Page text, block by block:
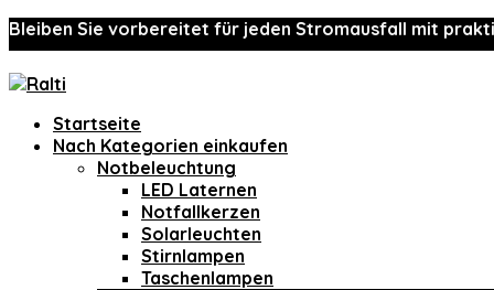
Bleiben Sie vorbereitet für jeden Stromausfall mit
Startseite
Nach Kategorien einkaufen
Notbeleuchtung
LED Laternen
Notfallkerzen
Solarleuchten
Stirnlampen
Taschenlampen